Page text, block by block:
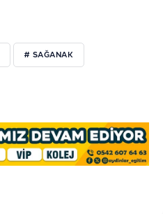
# SAĞANAK